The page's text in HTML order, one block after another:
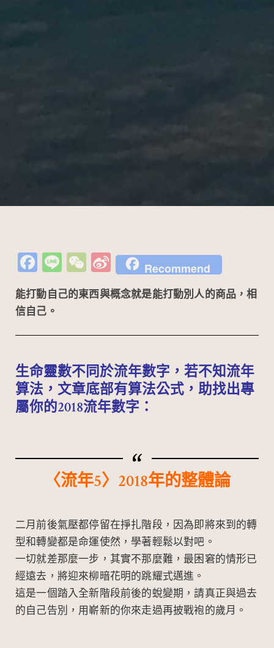
Fa
c
e
b
o
o
k
Li
n
e
W
C
at
Si
n
a
ei
b
o
Recommend
能打動自己的東西與概念就是能打動別人的商品，相
信自己。
生命靈數不同於流年數字，若不知流年
算法，文章底部有算法公式，助找出專
屬你的2018流年數字：
〈流年5〉2018年的整體論
二月前後氣壓都停留在掙扎階段，因為即將來到的轉
型和轉變都是命運使然，學著輕鬆以對吧。
一切就差那麼一步，其實不那麼難，最困窘的情形已
經遠去，將迎來柳暗花明的跳耀式邁進。
這是一個踏入全新階段前後的蛻變期，請真正與過去
的自己告別，用嶄新的你來走過再披戰袍的歲月。